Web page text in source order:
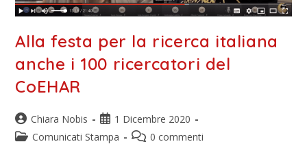
Alla festa per la ricerca italiana
anche i 100 ricercatori del
CoEHAR
Chiara Nobis
1 Dicembre 2020
Comunicati Stampa
0 commenti